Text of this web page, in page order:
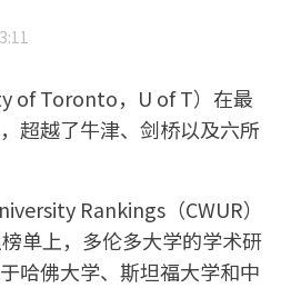
of Toronto，U of T）在最
超越了牛津、剑桥以及六所
Rankings（CWUR）
单上，多伦多大学的学术研
哈佛大学、斯坦福大学和中